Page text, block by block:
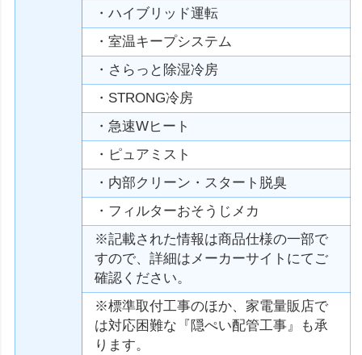
・ハイブリッド運転
・室温キープシステム
・さらっと除湿冷房
・STRONG冷房
・急速Wヒート
・ピュアミスト
・内部クリーン・スタート脱臭
・フィルターおそうじメカ
※記載された情報は商品仕様の一部で
すので、詳細はメーカーサイトにてご
確認ください。
※標準取付工事のほか、家電量販店で
は対応困難な『隠ぺい配管工事』も承
ります。